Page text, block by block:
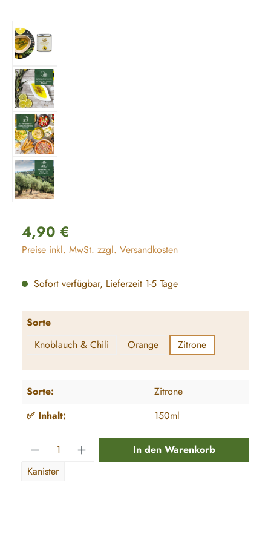
Regulärer Preis:
4,90 €
Preise inkl. MwSt. zzgl. Versandkosten
Sofort verfügbar, Lieferzeit 1-5 Tage
Sorteauswählen
Knoblauch & Chili
Orange Zitrone
Sorte:
Zitrone
✅ Inhalt:
150ml
Produkt Anzahl: Gib den gewünschten
Kanister
In den Warenkorb